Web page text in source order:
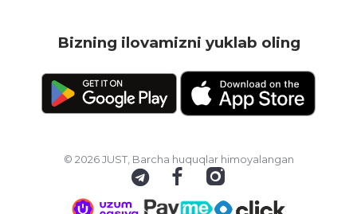
Bizning ilovamizni yuklab oling
© 2026 JUST, Barcha huquqlar himoyalangan